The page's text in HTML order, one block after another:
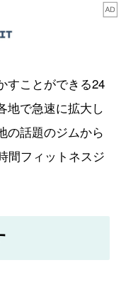
すことができる24
地で急速に拡大し
の話題のジムから
間フィットネスジ